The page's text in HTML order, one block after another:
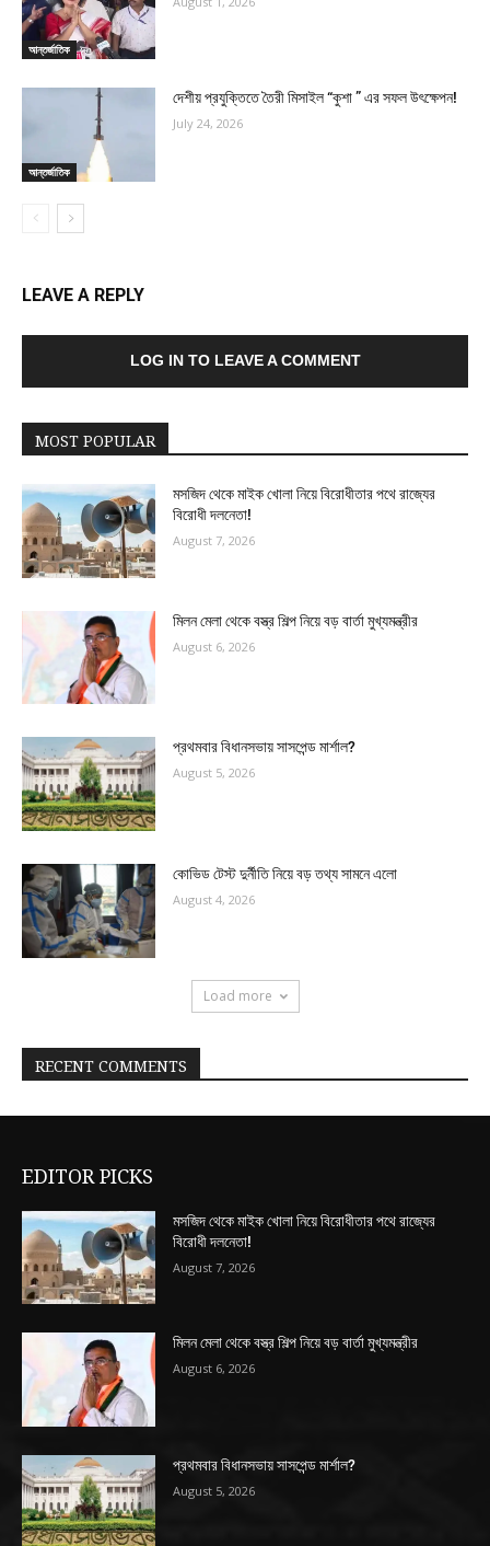
আন্তর্জাতিক
আন্তর্জাতিক
দেশীয় প্রযুক্তিতে তৈরী মিসাইল “কুশা ” এর সফল উৎক্ষেপন!
July 24, 2026
LEAVE A REPLY
LOG IN TO LEAVE A COMMENT
MOST POPULAR
মসজিদ থেকে মাইক খোলা নিয়ে বিরোধীতার পথে রাজ্যের
বিরোধী দলনেতা!
August 7, 2026
মিলন মেলা থেকে বস্ত্র শিল্প নিয়ে বড় বার্তা মুখ্যমন্ত্রীর
August 6, 2026
প্রথমবার বিধানসভায় সাসপেন্ড মার্শাল?
August 5, 2026
কোভিড টেস্ট দুর্নীতি নিয়ে বড় তথ্য সামনে এলো
August 4, 2026
Load more
RECENT COMMENTS
EDITOR PICKS
মসজিদ থেকে মাইক খোলা নিয়ে বিরোধীতার পথে রাজ্যের
বিরোধী দলনেতা!
August 7, 2026
মিলন মেলা থেকে বস্ত্র শিল্প নিয়ে বড় বার্তা মুখ্যমন্ত্রীর
August 6, 2026
প্রথমবার বিধানসভায় সাসপেন্ড মার্শাল?
August 5, 2026